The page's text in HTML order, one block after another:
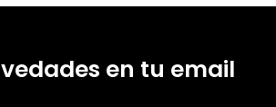
en tu email